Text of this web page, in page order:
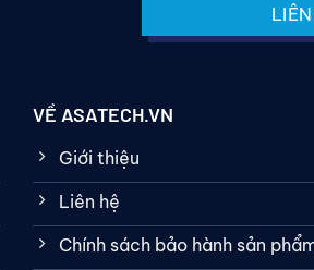
VỀ ASATECH.VN
Giới thiệu
Liên hệ
Chính sách bảo hành sản